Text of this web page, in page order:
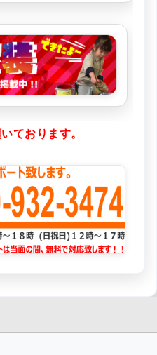
ております。